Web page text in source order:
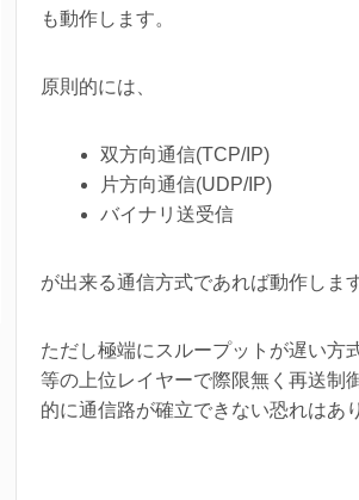
も動作します。
原則的には、
双方向通信(TCP/IP)
片方向通信(UDP/IP)
バイナリ送受信
が出来る通信方式であれば動作しま
ただし極端にスループットが遅い方
等の上位レイヤーで際限無く再送制
的に通信路が確立できない恐れはあ